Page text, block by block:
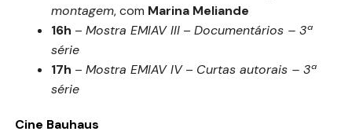
montagem, com Marina Meliande
16h – Mostra EMIAV III – Documentários – 3ª
série
17h – Mostra EMIAV IV– Curtas autorais – 3ª
série
Cine Bauhaus